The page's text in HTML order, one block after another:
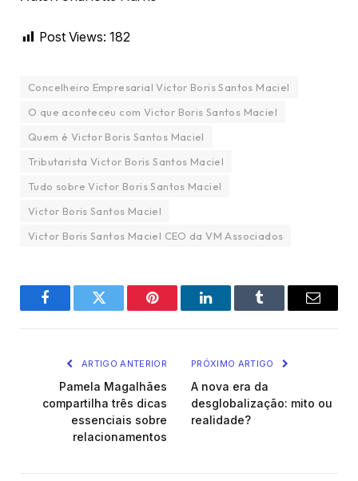
Post Views: 182
Concelheiro Empresarial Victor Boris Santos Maciel
O que aconteceu com Victor Boris Santos Maciel
Quem é Victor Boris Santos Maciel
Tributarista Victor Boris Santos Maciel
Tudo sobre Victor Boris Santos Maciel
Victor Boris Santos Maciel
Victor Boris Santos Maciel CEO da VM Associados
FacebookTwitter Pinterest LinkedInTumblr Email
ARTIGO ANTERIOR
Pamela Magalhães
compartilha três dicas
essenciais sobre
relacionamentos
PRÓXIMO ARTIGO
A nova era da
desglobalização: mito ou
realidade?